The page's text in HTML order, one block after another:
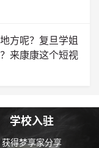
方呢？复旦学姐
来康康这个短视
学校入驻
获得梦享家分享